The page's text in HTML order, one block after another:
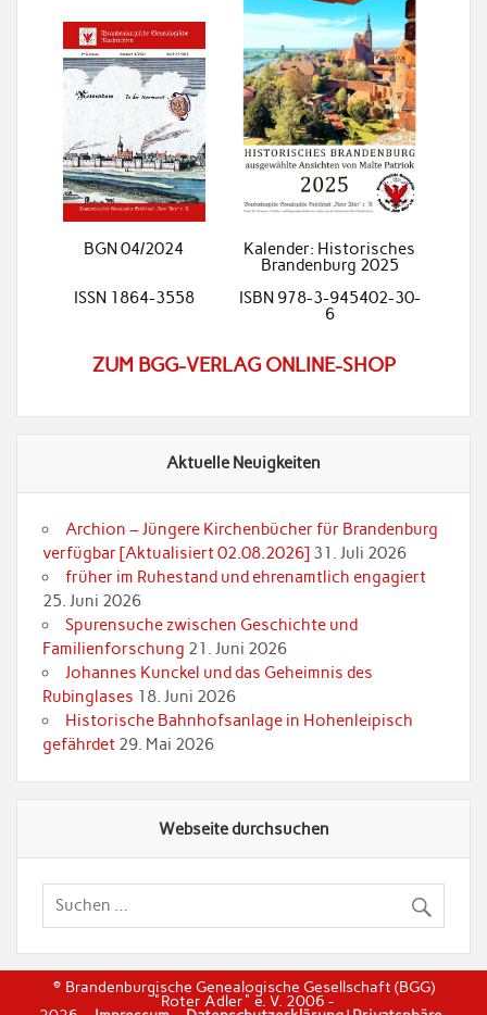
BGN 04/2024
Kalender: Historisches
Brandenburg 2025
ISSN 1864-3558
ISBN 978-3-945402-30-
6
ZUM BGG-VERLAG ONLINE-SHOP
Aktuelle Neuigkeiten
Archion – Jüngere Kirchenbücher für Brandenburg
verfügbar [Aktualisiert 02.08.2026] 31. Juli 2026
früher im Ruhestand und ehrenamtlich engagiert
25. Juni 2026
Spurensuche zwischen Geschichte und
Familienforschung 21. Juni 2026
Johannes Kunckel und das Geheimnis des
Rubinglases 18. Juni 2026
Historische Bahnhofsanlage in Hohenleipisch
gefährdet 29. Mai 2026
Webseite durchsuchen
© Brandenburgische Genealogische Gesellschaft (BGG)
"Roter Adler" e. V. 2006 -